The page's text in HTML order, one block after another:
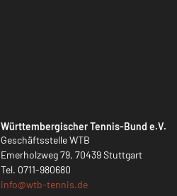
Württembergischer Tennis-Bund e.V.
Geschäftsstelle WTB
Emerholzweg 79, 70439 Stuttgart
Tel. 0711-980680
info@wtb-tennis.de